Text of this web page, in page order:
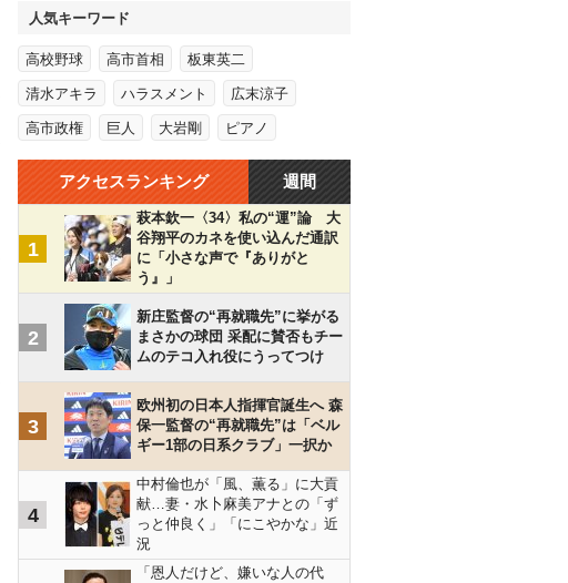
人気キーワード
高校野球 高市首相 板東英二
清水アキラ ハラスメント 広末涼子
高市政権 巨人 大岩剛 ピアノ
アクセスランキング 週間
1
萩本欽一〈34〉私の“運”論 大
谷翔平のカネを使い込んだ通訳
に「小さな声で『ありがと
う』」
2
新庄監督の“再就職先”に挙がる
まさかの球団 采配に賛否もチー
ムのテコ入れ役にうってつけ
3
欧州初の日本人指揮官誕生へ 森
保一監督の“再就職先”は「ベル
ギー1部の日系クラブ」一択か
4
中村倫也が「風、薫る」に大貢
献…妻・水卜麻美アナとの「ず
っと仲良く」「にこやかな」近
況
「恩人だけど、嫌いな人の代